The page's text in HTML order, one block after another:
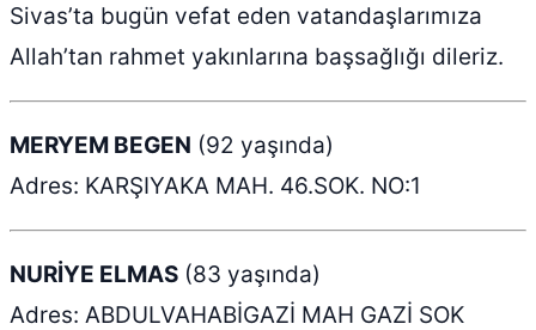
Sivas’ta bugün vefat eden vatandaşlarımıza
Allah’tan rahmet yakınlarına başsağlığı dileriz.
MERYEM BEGEN (92 yaşında)
Adres: KARŞIYAKA MAH. 46.SOK. NO:1
NURİYE ELMAS (83 yaşında)
Adres: ABDULVAHABİGAZİ MAH GAZİ SOK